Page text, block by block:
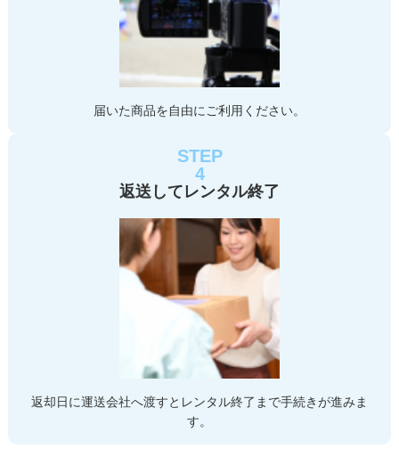
届いた商品を自由にご利用ください。
STEP
4
返送してレンタル終了
返却日に運送会社へ渡すとレンタル終了まで手続きが進みま
す。